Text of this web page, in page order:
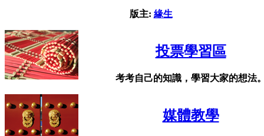
版主: 緣生
投票學習區
考考自己的知識，學習大家的想法
媒體教學